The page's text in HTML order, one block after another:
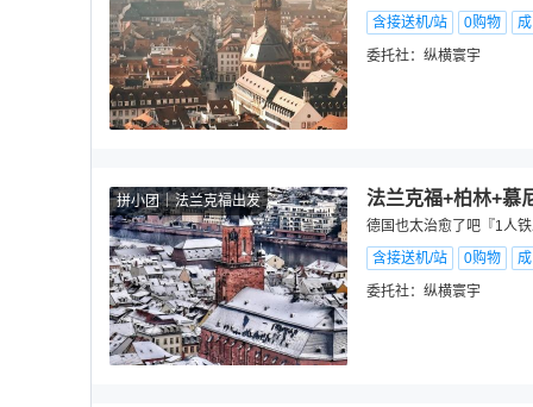
含接送机/站
0购物
委托社： 纵横寰宇
拼小团 法兰克福出发 法兰克福+柏林+慕
德国也太治愈了吧『1人
含接送机/站
0购物
委托社： 纵横寰宇